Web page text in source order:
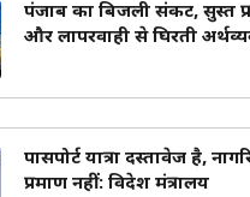
पंजाब का बिजली संकट, सुस्त
और लापरवाही से घिरती
पासपोर्ट यात्रा दस्तावेज है,
प्रमाण नहीं: विदेश मंत्रालय